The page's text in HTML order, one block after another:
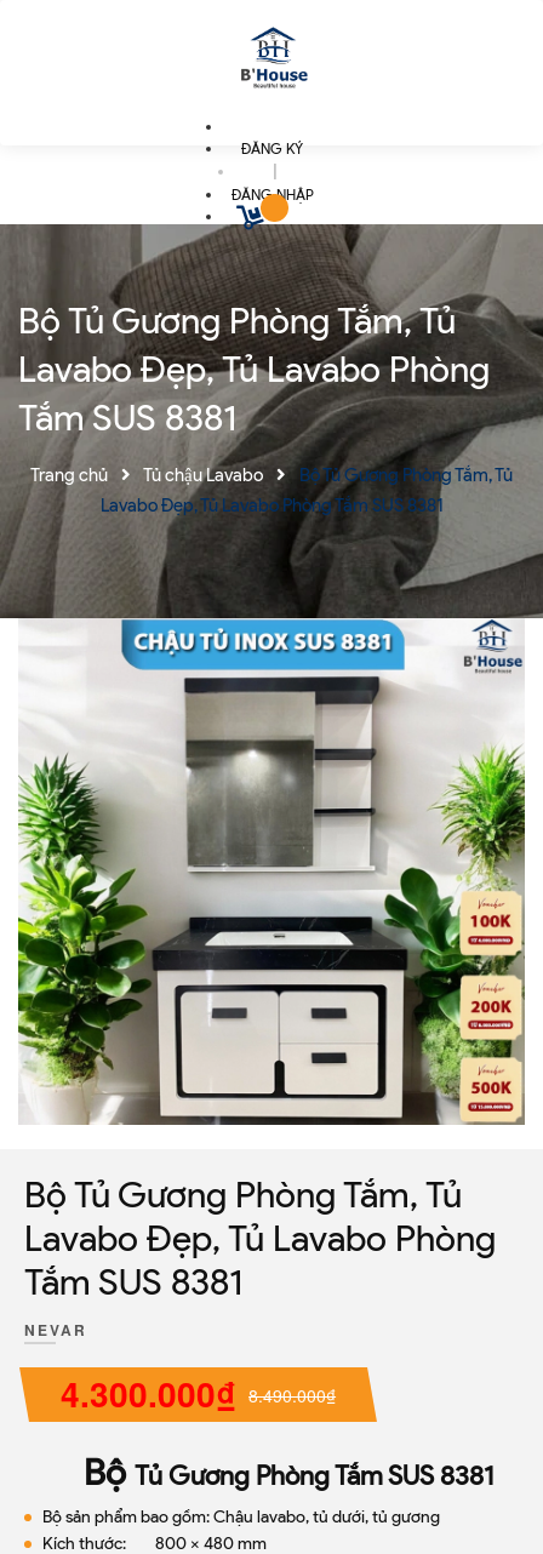
ĐĂNG KÝ
ĐĂNG NHẬP
Bộ Tủ Gương Phòng Tắm, Tủ
Lavabo Đẹp, Tủ Lavabo Phòng
Tắm SUS 8381
Trang chủ Tủ chậu Lavabo
Bộ Tủ Gương Phòng Tắm, Tủ
Lavabo Đẹp, Tủ Lavabo Phòng Tắm SUS 8381
Bộ Tủ Gương Phòng Tắm, Tủ
Lavabo Đẹp, Tủ Lavabo Phòng
Tắm SUS 8381
NEVAR
4.300.000₫ 8.490.000₫
Bộ Tủ Gương Phòng Tắm SUS 8381
Bộ sản phẩm bao gồm: Chậu lavabo, tủ dưới, tủ gương
Kích thước: 800 x 480 mm